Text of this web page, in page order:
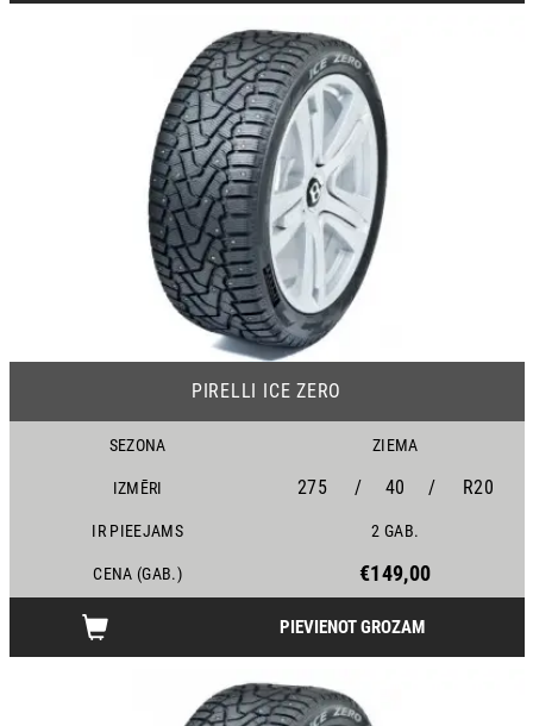
PIRELLI ICE ZERO
SEZONA ZIEMA
IZMĒRI 275 / 40 / R20
IR PIEEJAMS 2 GAB.
CENA (GAB.) €149,00
PIEVIENOT GROZAM